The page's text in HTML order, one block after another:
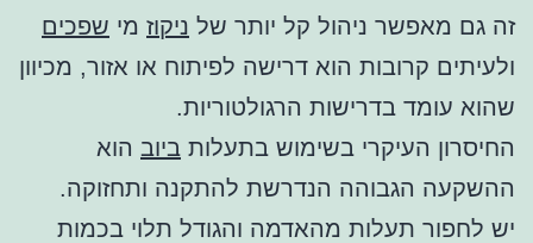
זה גם מאפשר ניהול קל יותר של ניקוז מי שפכים
ולעיתים קרובות הוא דרישה לפיתוח או אזור, מכיוון
שהוא עומד בדרישות הרגולטוריות.
החיסרון העיקרי בשימוש בתעלות ביוב הוא
ההשקעה הגבוהה הנדרשת להתקנה ותחזוקה.
יש לחפור תעלות מהאדמה והגודל תלוי בכמות